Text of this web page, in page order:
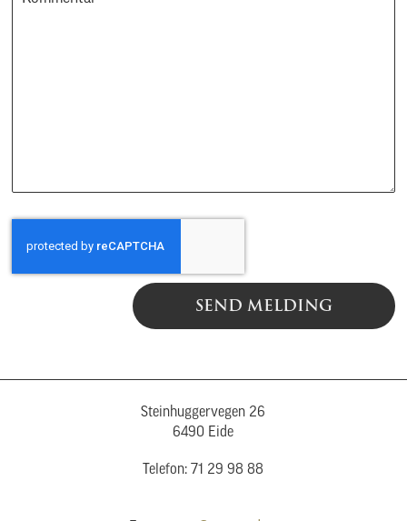
SEND MELDING
Steinhuggervegen 26
6490 Eide
Telefon: 71 29 98 88